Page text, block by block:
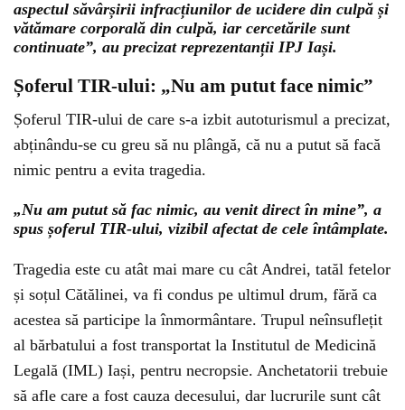
aspectul săvârșirii infracțiunilor de ucidere din culpă și
vătămare corporală din culpă, iar cercetările sunt
continuate”, au precizat reprezentanții IPJ Iași.
Șoferul TIR-ului: „Nu am putut face nimic”
Șoferul TIR-ului de care s-a izbit autoturismul a precizat,
abținându-se cu greu să nu plângă, că nu a putut să facă
nimic pentru a evita tragedia.
„Nu am putut să fac nimic, au venit direct în mine”, a
spus șoferul TIR-ului, vizibil afectat de cele întâmplate.
Tragedia este cu atât mai mare cu cât Andrei, tatăl fetelor
și soțul Cătălinei, va fi condus pe ultimul drum, fără ca
acestea să participe la înmormântare. Trupul neînsuflețit
al bărbatului a fost transportat la Institutul de Medicină
Legală (IML) Iași, pentru necropsie. Anchetatorii trebuie
să afle care a fost cauza decesului, dar lucrurile sunt cât